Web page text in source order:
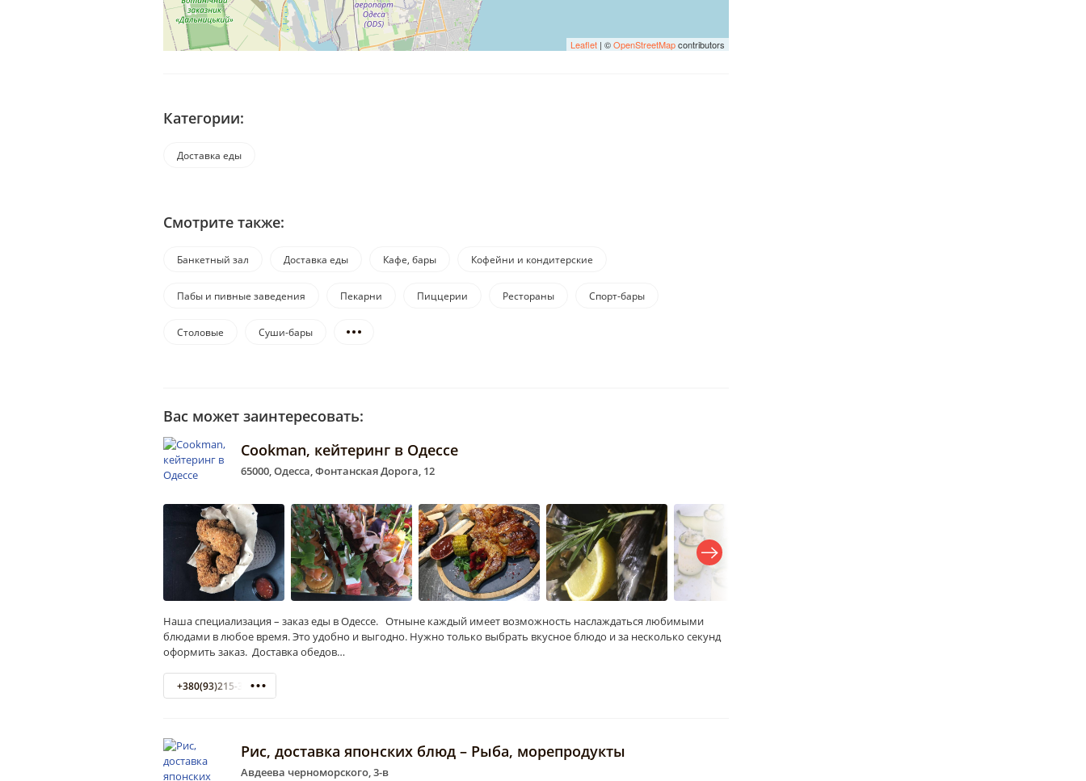
Leaflet | ©OpenStreetMapcontributors
Категории:
Доставка еды
Смотрите также:
Банкетный зал Доставка еды Кафе, бары Кофейни и кондитерские
Пабы и пивные заведения Пекарни Пиццерии Рестораны Спорт-бары
Столовые Суши-бары
Вас может заинтересовать:
Cookman, кейтеринг в Одессе
65000, Одесса, Фонтанская Дорога, 12
Наша специализация – заказ еды в Одессе. Отныне каждый имеет возможность наслаждаться любимыми
блюдами в любое время. Это удобно и выгодно. Нужно только выбрать вкусное блюдо и за несколько секунд
оформить заказ. Доставка обедов…
+380(93)215-34-33
Рис, доставка японских блюд – Рыба, морепродукты
Авдеева черноморского, 3-в